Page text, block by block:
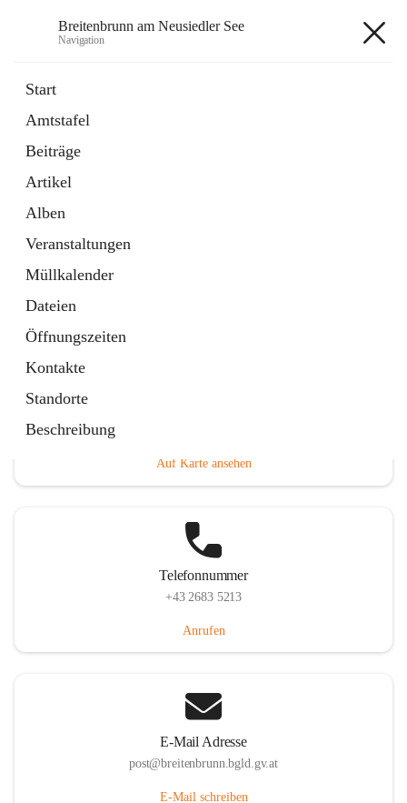
Breitenbrunn am Neusiedler See
Navigation
Start
Amtstafel
Beiträge
Artikel
Alben
Veranstaltungen
Müllkalender
Dateien
Öffnungszeiten
Kontakte
Standorte
Beschreibung
18 Schnellzugriffe
Gemeindeservice
Auf Karte ansehen
Telefonnummer
+43 2683 5213
Anrufen
E-Mail Adresse
post@breitenbrunn.bgld.gv.at
E-Mail schreiben